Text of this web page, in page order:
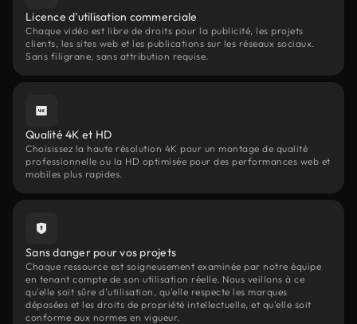
Licence d'utilisation commerciale
Chaque vidéo est libre de droits pour la publicité, les projets
clients, les sites web et les publications sur les réseaux sociaux.
Sans filigrane, sans attribution requise.
Qualité 4K et HD
Choisissez la haute résolution 4K pour un montage de qualité
professionnelle ou la HD optimisée pour des performances web et
mobiles plus rapides.
Sans danger pour vos projets
Chaque ressource est soigneusement examinée par notre équipe
en tenant compte de son utilisation réelle. Nous veillons à ce
qu'elle soit sûre d'utilisation, qu'elle respecte les marques
déposées et les droits de propriété intellectuelle, et qu'elle soit
conforme aux normes en vigueur.